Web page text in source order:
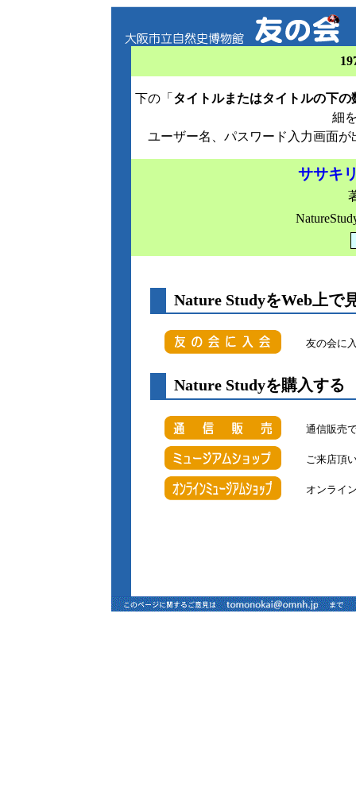
下の「 タイトルまたはタイトルの下の
細
ユーザー名、パスワード入力画面
ササキ
Nature StudyをWeb上で
友の会に
Nature
通信販売
ご来店頂
オンライ